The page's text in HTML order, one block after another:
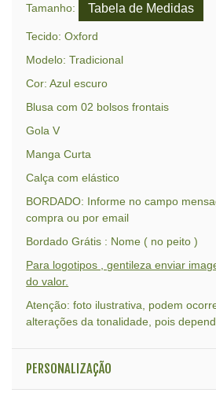
Tamanho: Tabela de Medidas
Tecido: Oxford
Modelo: Tradicional
Cor: Azul escuro
Blusa com 02 bolsos frontais
Gola V
Manga Curta
Calça com elástico
BORDADO: Informe no campo
compra ou por email
Bordado Grátis : Nome ( no peito )
Para logotipos , gentileza enviar
do valor.
Atenção: foto ilustrativa, podem
alterações da tonalidade, pois
PERSONALIZAÇÃO